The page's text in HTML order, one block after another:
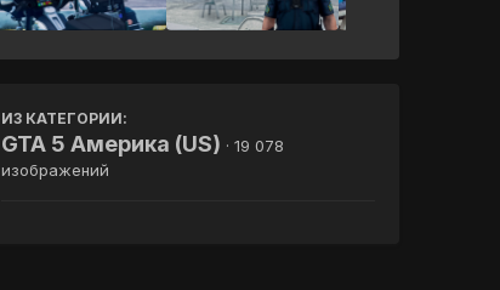
ИЗ КАТЕГОРИИ:
GTA 5 Америка (US) · 19 078
изображений